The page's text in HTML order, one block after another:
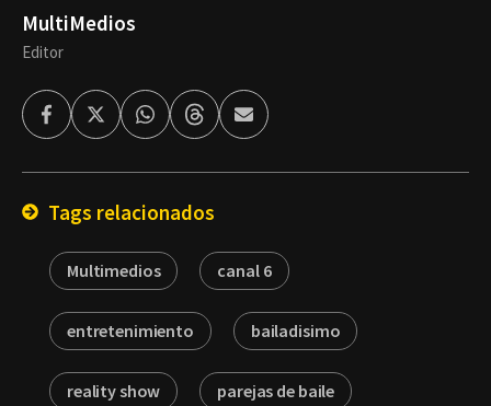
MultiMedios
Editor
FacebookTwitterWhatsappThreadsEnviar
por
Tags relacionados
Multimedios canal 6
entretenimiento bailadisimo
reality show parejas de baile